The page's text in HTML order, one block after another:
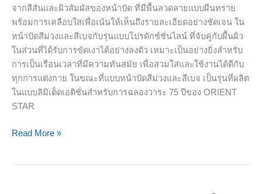
จากสีสันและผิวสัมผัสของหน้าปัด ที่มีพื้นลวดลายแบบผืนทราย
พร้อมการเคลือบใสเพื่อเน้นให้เห็นถึงรายละเอียดอย่างชัดเจน ใน
หน้าปัดสีม่วงและสีเบจกับรุ่นแบบโปรดักซ์ชั่นไลน์ ที่จับคู่กับผื้นผิว
ในส่วนที่ได้รับการขัดเงาได้อย่างลงตัว เหมาะเป็นอย่างยิ่งสำหรับ
การเป็นเรือนเวลาที่มีความทันสมัย เพื่อสวมใส่และใช้งานได้ดีกับ
ทุกการแต่งกาย ในขณะที่แบบหน้าปัดสีม่วงและสีเบจ เป็นรุ่นที่ผลิต
ในแบบลิมิเต็ดเอดิชั่นสำหรับการฉลองวาระ 75 ปีของ ORIENT
STAR
Read More »